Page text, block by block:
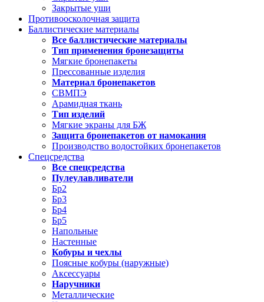
Закрытые уши
Противоосколочная защита
Баллистические материалы
Все баллистические материалы
Тип применения бронезащиты
Мягкие бронепакеты
Прессованные изделия
Материал бронепакетов
СВМПЭ
Арамидная ткань
Тип изделий
Мягкие экраны для БЖ
Защита бронепакетов от намокания
Производство водостойких бронепакетов
Спецсредства
Все спецсредства
Пулеулавливатели
Бр2
Бр3
Бр4
Бр5
Напольные
Настенные
Кобуры и чехлы
Поясные кобуры (наружные)
Аксессуары
Наручники
Металлические